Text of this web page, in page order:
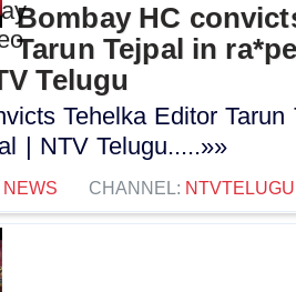
Bombay HC
Tarun Tejpal in
Telugu
Tehelka Editor
| NTV Telugu.....»»
NEWS CHANNEL: NTVTELUGU